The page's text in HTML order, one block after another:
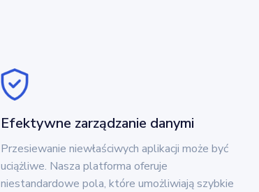
Efektywne zarządzanie danymi
Przesiewanie niewłaściwych aplikacji może być
uciążliwe. Nasza platforma oferuje
niestandardowe pola, które umożliwiają szybkie